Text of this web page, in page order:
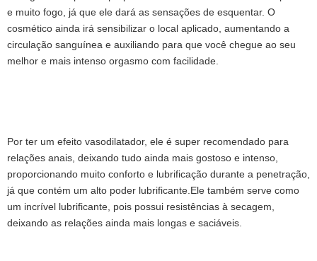
e muito fogo, já que ele dará as sensações de esquentar. O
cosmético ainda irá sensibilizar o local aplicado, aumentando a
circulação sanguínea e auxiliando para que você chegue ao seu
melhor e mais intenso orgasmo com facilidade.
Por ter um efeito vasodilatador, ele é super recomendado para
relações anais, deixando tudo ainda mais gostoso e intenso,
proporcionando muito conforto e lubrificação durante a penetração,
já que contém um alto poder lubrificante.Ele também serve como
um incrível lubrificante, pois possui resistências à secagem,
deixando as relações ainda mais longas e saciáveis.